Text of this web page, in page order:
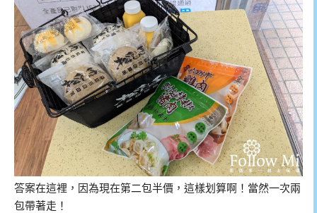
答案在這裡，因為現在第二包半價，這樣划算啊！當然一次兩
包帶著走！